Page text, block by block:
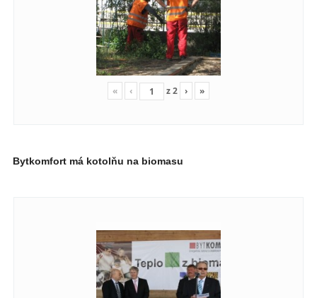
« ‹ z2 › »
Bytkomfort má kotolňu na biomasu